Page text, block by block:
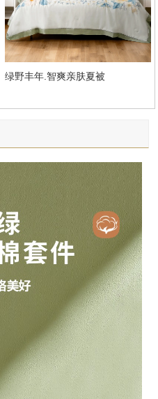
绿野丰年.智爽亲肤夏被